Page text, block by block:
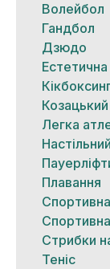
Волейбол
Гандбол
Дзюдо
Естетична
Легка
Плавання
Стрибки
Теніс